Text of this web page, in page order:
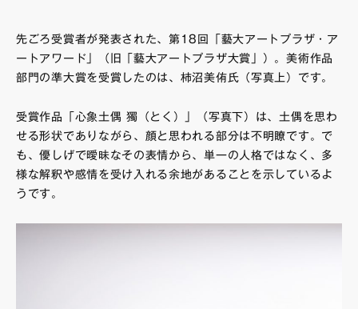
先ごろ受賞者が発表された、第18回「藝大アートプラザ・ア
ートアワード」（旧「藝大アートプラザ大賞」）。美術作品
部門の準大賞を受賞したのは、柿沼美侑氏（写真上）です。
受賞作品「心象土偶 獨（とく）」（写真下）は、土偶を思わ
せる形状でありながら、顔と思われる部分は不明瞭です。で
も、優しげで曖昧なその表情から、単一の人格ではなく、多
様な解釈や感情を受け入れる余地があることを示しているよ
うです。